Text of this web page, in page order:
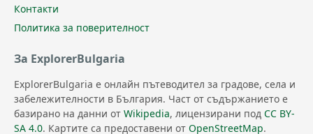
Контакти
Политика за поверителност
За ExplorerBulgaria
ExplorerBulgaria е онлайн пътеводител за градове, села и
забележителности в България. Част от съдържанието е
базирано на данни от Wikipedia, лицензирани под CC BY-
SA 4.0. Картите са предоставени от OpenStreetMap.